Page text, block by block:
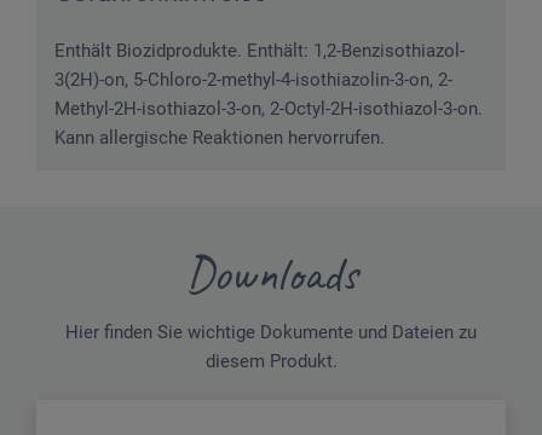
Enthält Biozidprodukte. Enthält: 1,2-Benzisothiazol-
3(2H)-on, 5-Chloro-2-methyl-4-isothiazolin-3-on, 2-
Methyl-2H-isothiazol-3-on, 2-Octyl-2H-isothiazol-3-on.
Kann allergische Reaktionen hervorrufen.
Downloads
Hier finden Sie wichtige Dokumente und Dateien zu
diesem Produkt.